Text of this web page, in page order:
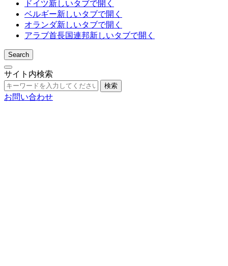
ドイツ新しいタブで開く
ベルギー新しいタブで開く
オランダ新しいタブで開く
アラブ首長国連邦新しいタブで開く
Search
サイト内検索
検索
お問い合わせ